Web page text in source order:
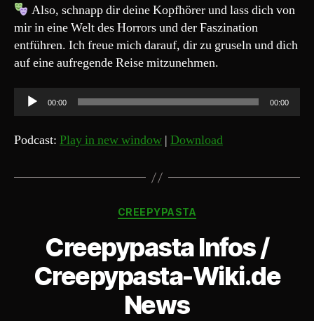
Also, schnapp dir deine Kopfhörer und lass dich von
mir in eine Welt des Horrors und der Faszination
entführen. Ich freue mich darauf, dir zu gruseln und dich
auf eine aufregende Reise mitzunehmen.
u
d
00:00 00:00
Podcast: Play in new window | Download
Kategorien
CREEPYPASTA
Creepypasta Infos /
Creepypasta-Wiki.de
News